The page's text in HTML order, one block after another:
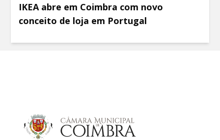
IKEA abre em Coimbra com novo
conceito de loja em Portugal